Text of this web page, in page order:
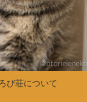
び荘について